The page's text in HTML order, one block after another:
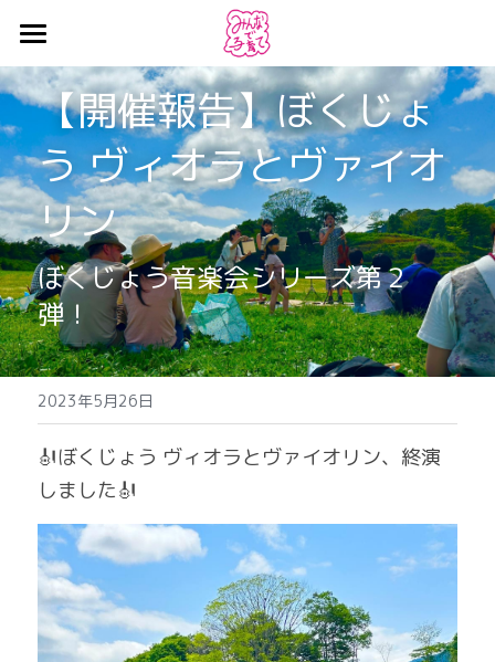
ホーム
お知らせ
みんなで子育て
ギャラリー
最新情報
【開催報告】ぼくじょ
う ヴィオラとヴァイオ
リン
ぼくじょう音楽会シリーズ第２
弾！
2023年5月26日
🎻ぼくじょう ヴィオラとヴァイオリン、終演
しました🎻